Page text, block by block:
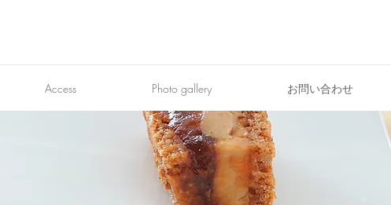
Access Photo gallery お問い合わせ